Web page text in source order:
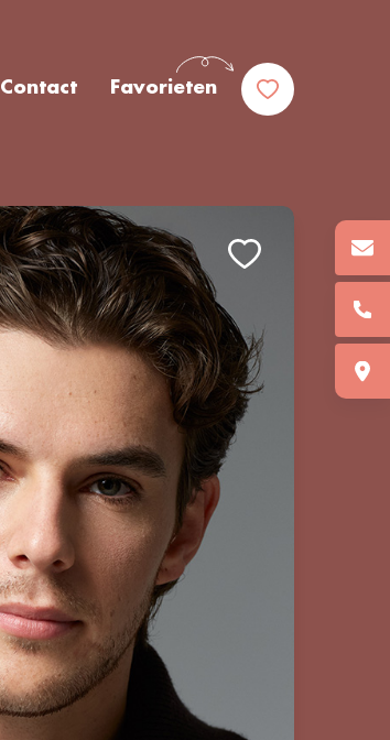
Contact Favorieten